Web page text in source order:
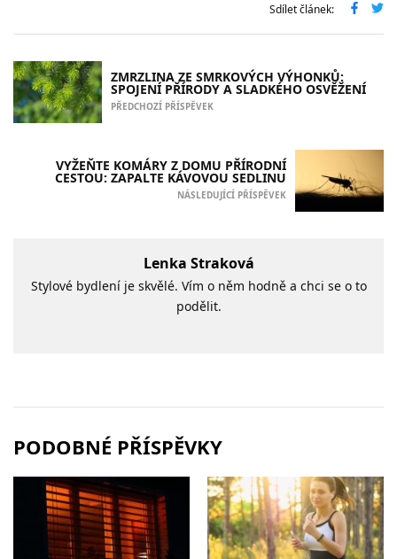
Sdílet článek:
ZMRZLINA ZE SMRKOVÝCH VÝHONKŮ:
SPOJENÍ PŘÍRODY A SLADKÉHO OSVĚŽENÍ
PŘEDCHOZÍ PŘÍSPĚVEK
VYŽEŇTE KOMÁRY Z DOMU PŘÍRODNÍ
CESTOU: ZAPALTE KÁVOVOU SEDLINU
NÁSLEDUJÍCÍ PŘÍSPĚVEK
Lenka Straková
Stylové bydlení je skvělé. Vím o něm hodně a chci se o to
podělit.
PODOBNÉ PŘÍSPĚVKY